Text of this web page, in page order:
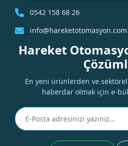
0542 158 68 26
info@hareketotomasyon.com
Hareket
En yeni ürünlerden ve
haberdar olmak için e-